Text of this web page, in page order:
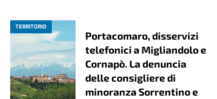
TERRITORIO
Portacomaro, disservizi
telefonici a Migliandolo e
Cornapò. La denuncia
delle consigliere di
minoranza Sorrentino e